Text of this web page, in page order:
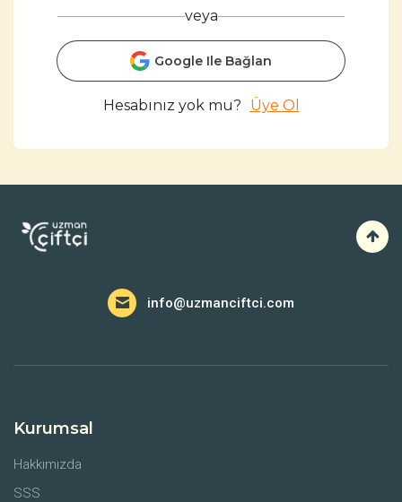
veya
Google Ile Bağlan
Hesabınız yok mu? Üye Ol
info@uzmanciftci.com
Kurumsal
Hakkımızda
SSS